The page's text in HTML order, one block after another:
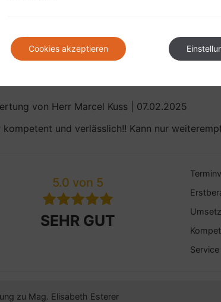
zu Mag. Elisabeth Esterer
von Herr Marcel Kuss | 07.02.2025
kompetent und verlässlich!! Kann nur
5.0 von 5
SEHR GUT
zu Mag. Elisabeth Esterer
Cookies akzeptieren